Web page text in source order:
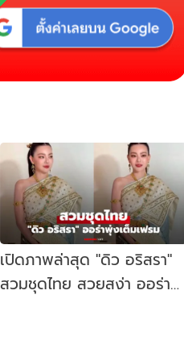
เปิดภาพล่าสุด "ดิว อริสรา"
สวมชุดไทย สวยสง่า ออร่า